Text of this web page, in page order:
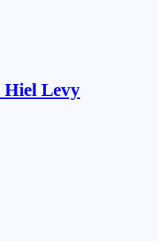
Hiel Levy